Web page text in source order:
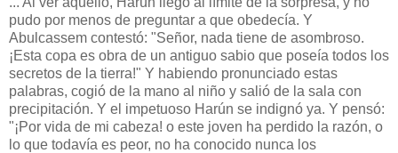
pudo por menos de preguntar a que obedecía. Y
Abulcassem contestó: "Señor, nada tiene de asombroso.
¡Esta copa es obra de un antiguo sabio que poseía todos los
secretos de la tierra!" Y habiendo pronunciado estas
palabras, cogió de la mano al niño y salió de la sala con
precipitación. Y el impetuoso Harún se indignó ya. Y pensó:
"¡Por vida de mi cabeza! o este joven ha perdido la razón, o
lo que todavía es peor, no ha conocido nunca los